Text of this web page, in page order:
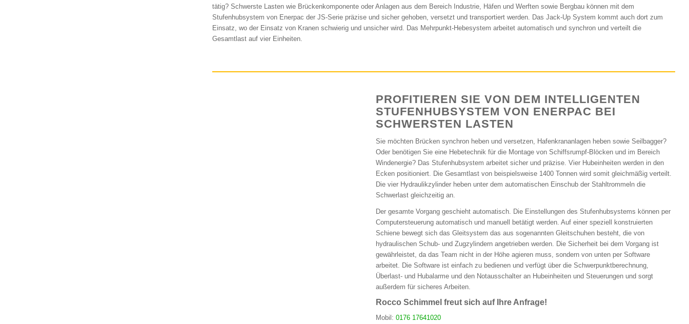
tätig? Schwerste Lasten wie Brückenkomponente oder Anlagen aus dem Bereich Industrie, Häfen und Werften sowie Bergbau können mit dem
Stufenhubsystem von Enerpac der JS-Serie präzise und sicher gehoben, versetzt und transportiert werden. Das Jack-Up System kommt auch dort zum
Einsatz, wo der Einsatz von Kranen schwierig und unsicher wird. Das Mehrpunkt-Hebesystem arbeitet automatisch und synchron und verteilt die
Gesamtlast auf vier Einheiten.
PROFITIEREN SIE VON DEM INTELLIGENTEN
STUFENHUBSYSTEM VON ENERPAC BEI
SCHWERSTEN LASTEN
Sie möchten Brücken synchron heben und versetzen, Hafenkrananlagen heben sowie Seilbagger?
Oder benötigen Sie eine Hebetechnik für die Montage von Schiffsrumpf-Blöcken und im Bereich
Windenergie? Das Stufenhubsystem arbeitet sicher und präzise. Vier Hubeinheiten werden in den
Ecken positioniert. Die Gesamtlast von beispielsweise 1400 Tonnen wird somit gleichmäßig verteilt.
Die vier Hydraulikzylinder heben unter dem automatischen Einschub der Stahltrommeln die
Schwerlast gleichzeitig an.
Der gesamte Vorgang geschieht automatisch. Die Einstellungen des Stufenhubsystems können per
Computersteuerung automatisch und manuell betätigt werden. Auf einer speziell konstruierten
Schiene bewegt sich das Gleitsystem das aus sogenannten Gleitschuhen besteht, die von
hydraulischen Schub- und Zugzylindern angetrieben werden. Die Sicherheit bei dem Vorgang ist
gewährleistet, da das Team nicht in der Höhe agieren muss, sondern von unten per Software
arbeitet. Die Software ist einfach zu bedienen und verfügt über die Schwerpunktberechnung,
Überlast- und Hubalarme und den Notausschalter an Hubeinheiten und Steuerungen und sorgt
außerdem für sicheres Arbeiten.
Rocco Schimmel freut sich auf Ihre Anfrage!
Mobil:0176 17641020